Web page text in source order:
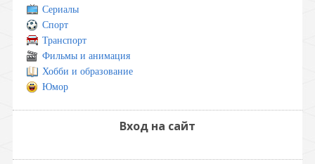
Сериалы
Спорт
Транспорт
Фильмы и анимация
Хобби и образование
Юмор
Вход на сайт